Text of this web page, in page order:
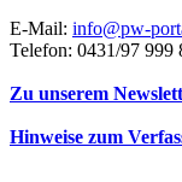
E-Mail: info@pw-
Telefon: 0431/97 999
Zu unserem
Hinweise zum